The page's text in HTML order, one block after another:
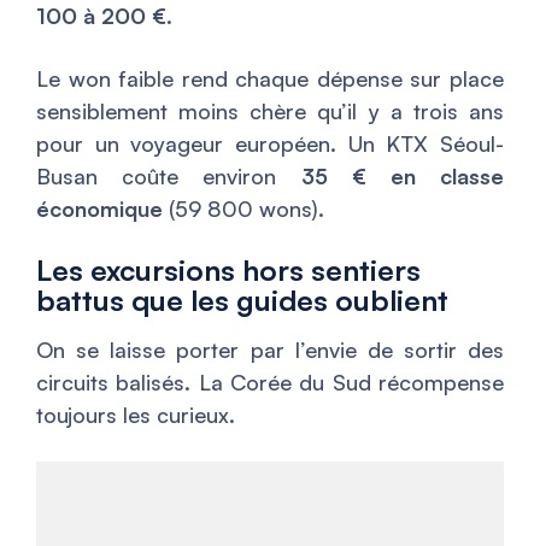
100 à 200 €.
Le won faible rend chaque dépense sur place
sensiblement moins chère qu’il y a trois ans
pour un voyageur européen. Un KTX Séoul-
Busan coûte environ 35 € en classe
économique (59 800 wons).
Les excursions hors sentiers
battus que les guides oublient
On se laisse porter par l’envie de sortir des
circuits balisés. La Corée du Sud récompense
toujours les curieux.